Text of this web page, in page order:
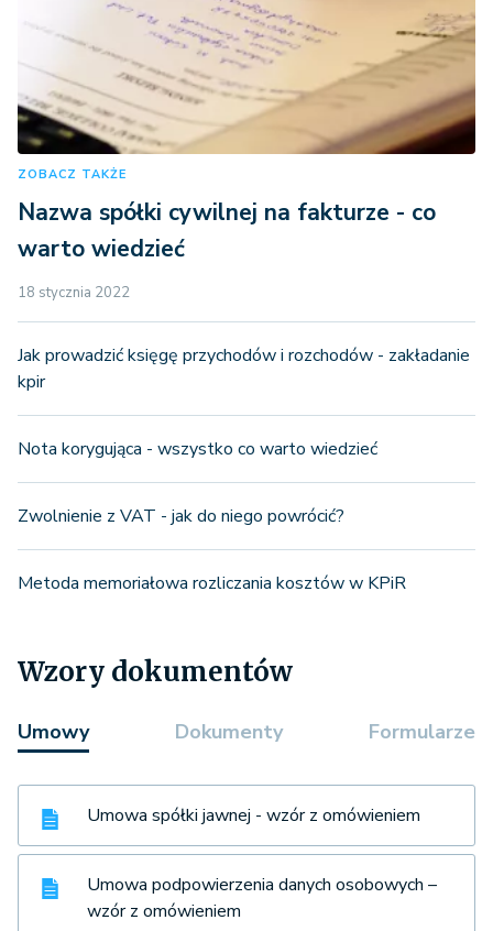
ZOBACZ TAKŻE
Nazwa spółki cywilnej na fakturze - co
warto wiedzieć
18 stycznia 2022
Jak prowadzić księgę przychodów i rozchodów - zakładanie
kpir
Nota korygująca - wszystko co warto wiedzieć
Zwolnienie z VAT - jak do niego powrócić?
Metoda memoriałowa rozliczania kosztów w KPiR
Wzory dokumentów
Umowy Dokumenty Formularze
Umowa spółki jawnej - wzór z omówieniem
Umowa podpowierzenia danych osobowych –
wzór z omówieniem